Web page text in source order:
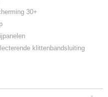
30+
klittenbandsluiting